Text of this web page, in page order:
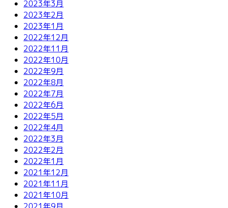
2023年3月
2023年2月
2023年1月
2022年12月
2022年11月
2022年10月
2022年9月
2022年8月
2022年7月
2022年6月
2022年5月
2022年4月
2022年3月
2022年2月
2022年1月
2021年12月
2021年11月
2021年10月